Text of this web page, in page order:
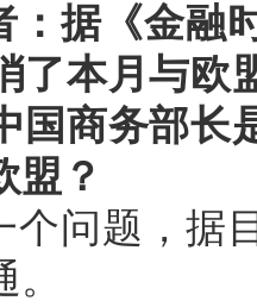
：据《金融
了本月与欧
国商务部长
盟？
个问题，据